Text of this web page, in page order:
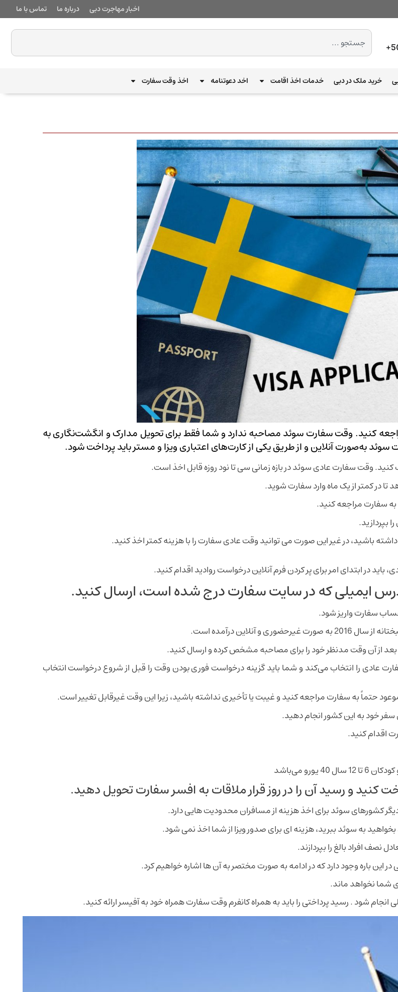
اخبار مهاجرت دبی درباره ما تماس با ما
خرید ملک در دبی خدمات اخذ اقامت اخد دعوتنامه اخذ وقت سفارت
کنید. وقت سفارت سوئد مصاحبه ندارد و شما فقط برای تحویل مدارک و انگشت‌نگاری به
به‌صورت آنلاین و از طریق یکی از کارت‌های اعتباری ویزا و مستر باید پرداخت شود.
کنید. وقت سفارت عادی سوئد در بازه زمانی سی تا نود روزه قابل اخذ است.
در کمتر از یک ماه وارد سفارت شوید.
به سفارت مراجعه کنید.
بپردازید.
باشید، در غیر این صورت می توانید وقت عادی سفارت را با هزینه کمتر اخذ کنید.
در ابتدای امر برای پر کردن فرم آنلاین درخواست روادید اقدام کنید.
آدرس ایمیلی که در سایت سفارت درج شده است، ارسال کنید.
سفارت واریز شود.
و آنلاین درآمده است.
بعد از آن وقت مدنظر خود را برای مصاحبه مشخص کرده و ارسال کنید.
را انتخاب می‌کند و شما باید گزینه درخواست فوری بودن وقت را قبل از شروع درخواست انتخاب
حتماً به سفارت مراجعه کنید و غیبت یا تأخیری نداشته باشید، زیرا این وقت غیرقابل تغییر است.
خود به این کشور انجام دهید.
اقدام کنید.
کنید و رسید آن را در روز قرار ملاقات به افسر سفارت تحویل دهید.
به سوئد ببرید، هزینه ای برای صدور ویزا از شما اخذ نمی شود.
نصف افراد بالغ را بپردازند.
شما نخواهد ماند.
انجام شود . رسید پرداختی را باید به همراه کانفرم وقت سفارت همراه خود به آفیسر ارائه کنید.